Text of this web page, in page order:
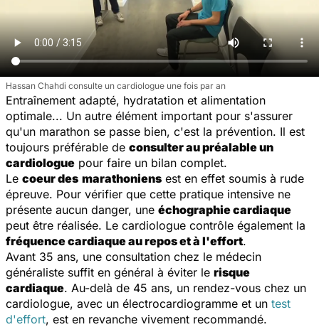
Hassan Chahdi consulte un cardiologue une fois par an
Entraînement adapté, hydratation et alimentation
optimale... Un autre élément important pour s'assurer
qu'un marathon se passe bien, c'est la prévention. Il est
toujours préférable de consulter au préalable un
cardiologue pour faire un bilan complet.
Le coeur des marathoniens est en effet soumis à rude
épreuve. Pour vérifier que cette pratique intensive ne
présente aucun danger, une échographie cardiaque
peut être réalisée. Le cardiologue contrôle également la
fréquence cardiaque au repos et à l'effort.
Avant 35 ans, une consultation chez le médecin
généraliste suffit en général à éviter le risque
cardiaque. Au-delà de 45 ans, un rendez-vous chez un
cardiologue, avec un électrocardiogramme et un test
d'effort, est en revanche vivement recommandé.